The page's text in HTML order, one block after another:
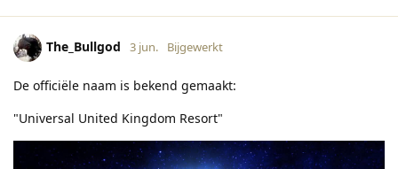
The_Bullgod 3 jun. Bijgewerkt
De officiële naam is bekend gemaakt:
"Universal United Kingdom Resort"